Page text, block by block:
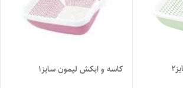
کاسه و ابکش لیمون سایز۱